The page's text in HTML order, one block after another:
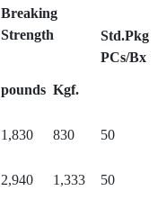
Breaking
Strength
Std.Pkg
PCs/Bx
pounds Kgf.
1,830 830 50
2,940 1,333 50